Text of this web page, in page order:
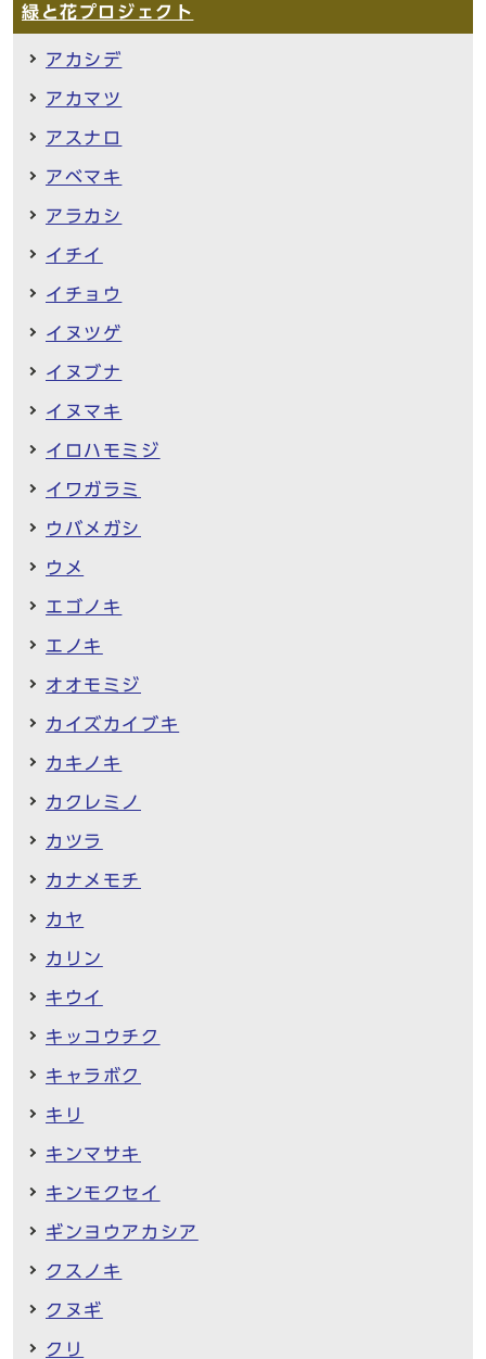
緑と花プロジェクト
アカシデ
アカマツ
アスナロ
アベマキ
アラカシ
イチイ
イチョウ
イヌツゲ
イヌブナ
イヌマキ
イロハモミジ
イワガラミ
ウバメガシ
ウメ
エゴノキ
エノキ
オオモミジ
カイズカイブキ
カキノキ
カクレミノ
カツラ
カナメモチ
カヤ
カリン
キウイ
キッコウチク
キャラボク
キリ
キンマサキ
キンモクセイ
ギンヨウアカシア
クスノキ
クヌギ
クリ